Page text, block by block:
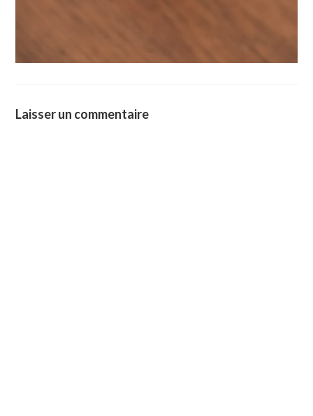
Laisser un commentaire